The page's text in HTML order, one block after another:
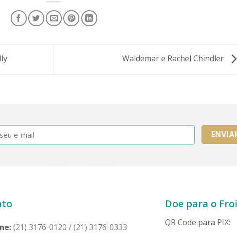
Waldemar e Rachel Chindler
(21) 3176-0120 /(21) 3176-0333
Doe para o
QRCode para PIX: